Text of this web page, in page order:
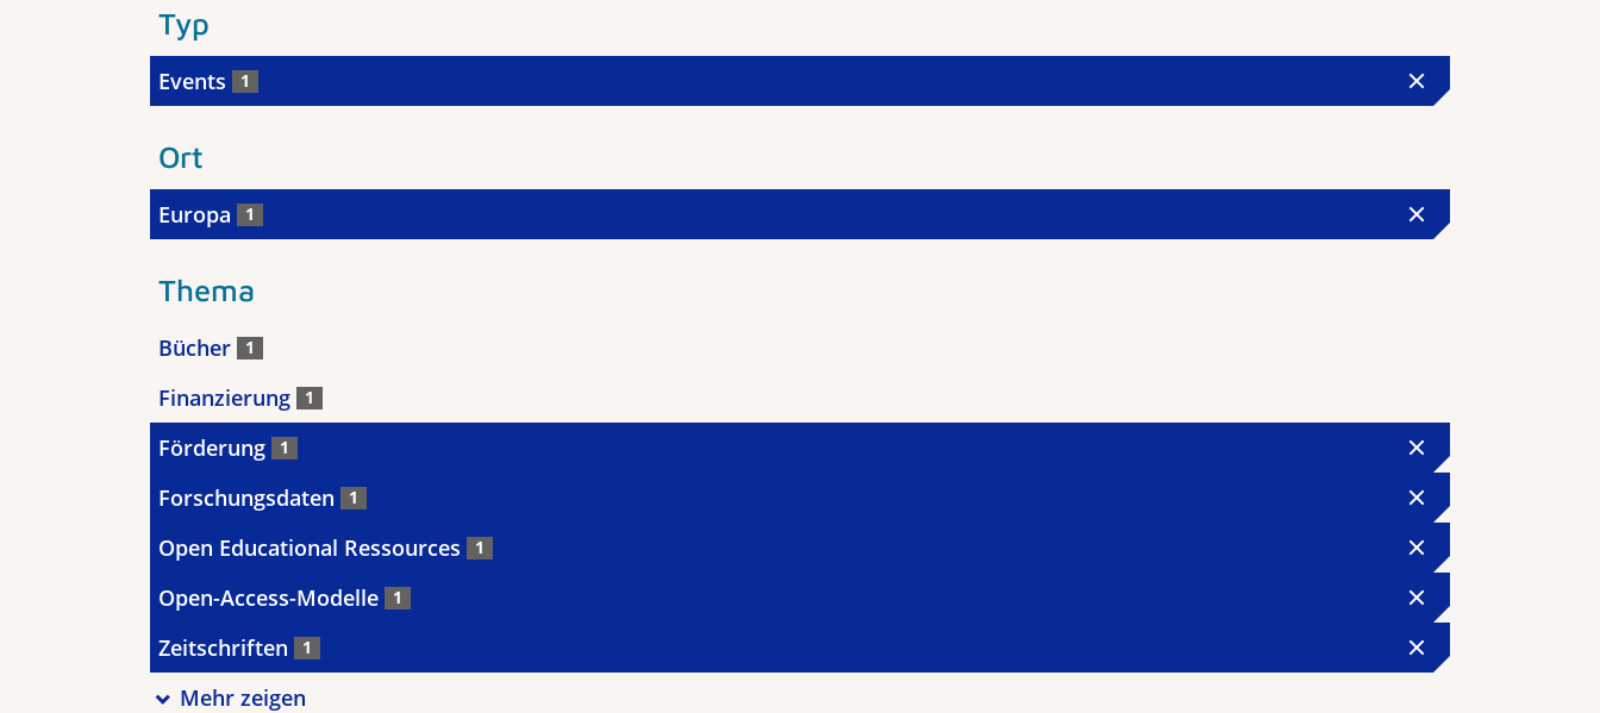
Typ
Events 1
Ort
Europa 1
Thema
Bücher 1
Finanzierung 1
Förderung 1
Forschungsdaten 1
Open Educational Ressources 1
Open-Access-Modelle 1
Zeitschriften 1
Mehr zeigen